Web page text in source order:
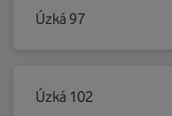
Úzká 97
Úzká 102